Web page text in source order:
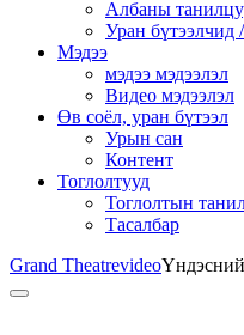
Албаны
Уран бүтээлчид
Мэдээ
мэдээ мэдээлэл
Видео мэдээлэл
Өв соёл, уран бүтээл
Урын сан
Контент
Тоглолтууд
Тоглолтын
Тасалбар
Grand Theatrevideo